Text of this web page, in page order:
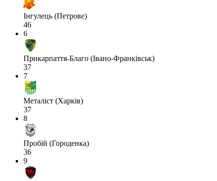
Інгулець (Петрове)
46
6
Прикарпаття-Благо (Івано-Франківськ)
37
7
Металіст (Харків)
37
8
Пробій (Городенка)
36
9